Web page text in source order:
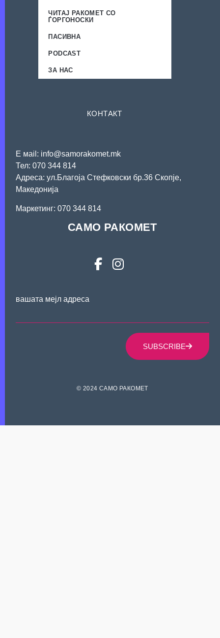
ЧИТАЈ РАКОМЕТ СО
ЃОРГОНОСКИ
ПАСИВНА
PODCAST
ЗА НАС
КОНТАКТ
Е мail: info@samorakomet.mk
Тел: 070 344 814
Адреса: ул.Благоја Стефковски бр.36 Скопје,
Македонија
Mаркетинг: 070 344 814
САМО РАКОМЕТ
вашата мејл адреса
SUBSCRIBE
© 2024 САМО РАКОМЕТ